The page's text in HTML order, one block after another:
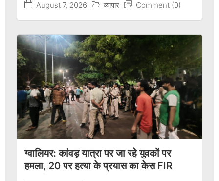
August 7, 2026 व्यापार Comment (0)
ग्वालियर: कांवड़ यात्रा पर जा रहे युवकों पर
हमला, 20 पर हत्या के प्रयास का केस FIR